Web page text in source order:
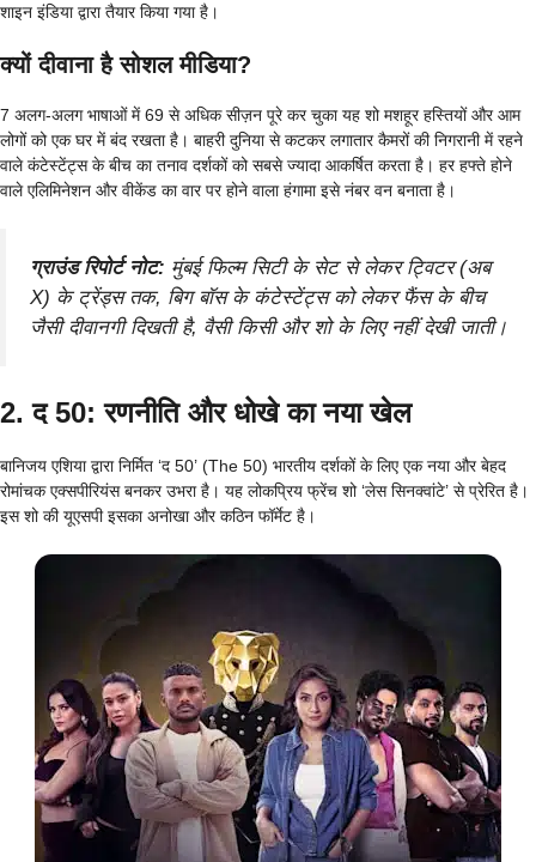
शाइन इंडिया द्वारा तैयार किया गया है।
क्यों दीवाना है सोशल मीडिया?
7 अलग-अलग भाषाओं में 69 से अधिक सीज़न पूरे कर चुका यह शो मशहूर हस्तियों और आम
लोगों को एक घर में बंद रखता है। बाहरी दुनिया से कटकर लगातार कैमरों की निगरानी में रहने
वाले कंटेस्टेंट्स के बीच का तनाव दर्शकों को सबसे ज्यादा आकर्षित करता है। हर हफ्ते होने
वाले एलिमिनेशन और वीकेंड का वार पर होने वाला हंगामा इसे नंबर वन बनाता है।
ग्राउंड रिपोर्ट नोट: मुंबई फिल्म सिटी के सेट से लेकर ट्विटर (अब
X) के ट्रेंड्स तक, बिग बॉस के कंटेस्टेंट्स को लेकर फैंस के बीच
जैसी दीवानगी दिखती है, वैसी किसी और शो के लिए नहीं देखी जाती।
2. द 50: रणनीति और धोखे का नया खेल
बानिजय एशिया द्वारा निर्मित ‘द 50’ (The 50) भारतीय दर्शकों के लिए एक नया और बेहद
रोमांचक एक्सपीरियंस बनकर उभरा है। यह लोकप्रिय फ्रेंच शो ‘लेस सिनक्वांटे’ से प्रेरित है।
इस शो की यूएसपी इसका अनोखा और कठिन फॉर्मेट है।